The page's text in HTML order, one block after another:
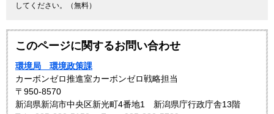
してください。（無料）
このページに関するお問い合わせ
環境局 環境政策課
カーボンゼロ推進室カーボンゼロ戦略担当
〒950-8570
新潟県新潟市中央区新光町4番地1 新潟県庁行政庁舎13階